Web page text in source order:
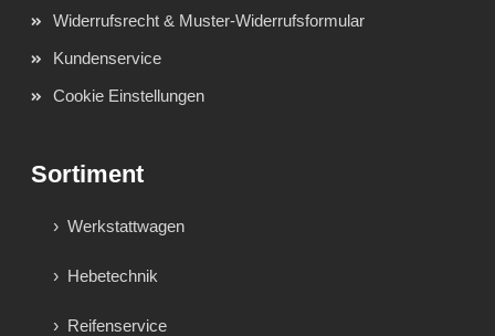
Widerrufsrecht & Muster-Widerrufsformular
Kundenservice
Cookie Einstellungen
Sortiment
Werkstattwagen
Hebetechnik
Reifenservice